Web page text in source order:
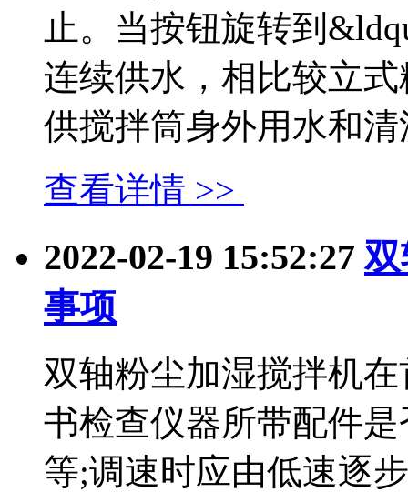
止。当按钮旋转到
连续供水，相比较立
供搅拌筒身外用水和清
查看详情 >>
2022-02-19 15:52:27
事项
双轴粉尘加湿搅拌机
书检查仪器所带配件
等;调速时应由低速逐